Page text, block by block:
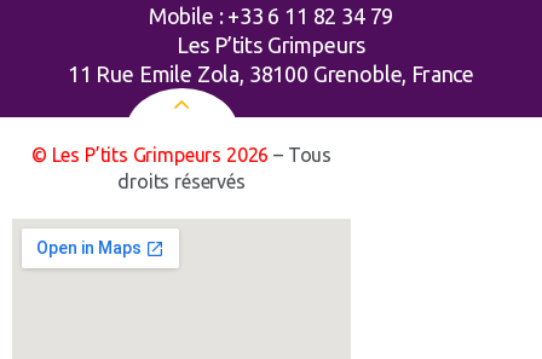
Mobile : +33 6 11 82 34 79
Les P’tits Grimpeurs
11 Rue Emile Zola, 38100 Grenoble, France
© Les P’tits Grimpeurs 2026 – Tous
droits réservés